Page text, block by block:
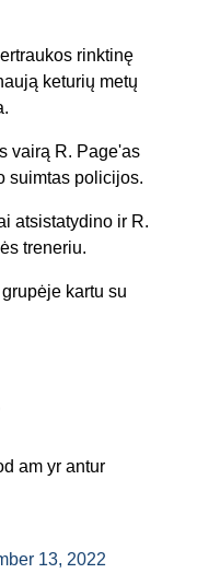
rinktinę
keturių metų
vairą R. Page'as
suimtas policijos.
atsistatydino ir R.
treneriu.
kartu su
am yr antur
13, 2022